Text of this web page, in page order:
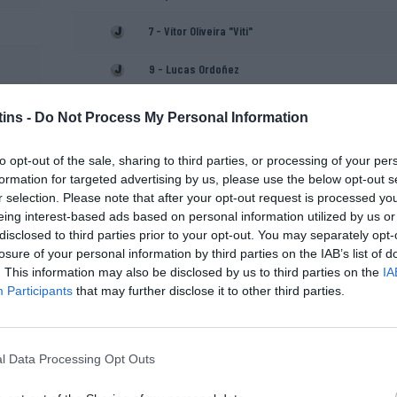
- Do Not Process My Personal Information
opt-out of the sale, sharing to third parties, or processing of your
for targeted advertising by us, please use the below opt-out
selection. Please note that after your opt-out request is processed
interest-based ads based on personal information utilized by us
to third parties prior to your opt-out. You may separately
of your personal information by third parties on the IAB’s list of
This information may also be disclosed by us to third parties on the
Participants that may further disclose it to other third parties.
Data Processing Opt Outs
7 - Vítor Oliveira "Viti"
9 - Lucas Ordoñez
Jordi Roca (Treinador
adjunto)